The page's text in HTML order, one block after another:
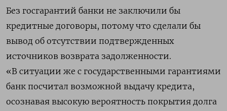
Без госгарантий банки не заключили бы
кредитные договоры, потому что сделали бы
вывод об отсутствии подтвержденных
источников возврата задолженности.
«В ситуации же с государственными гарантиями
банк посчитал возможной выдачу кредита,
осознавая высокую вероятность покрытия долга